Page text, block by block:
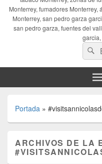
Monterrey, fumadores
Monterrey, san pedro garza
san pedro garza, fuentes del
por:
Portada »
ARCHIVOS DE LA